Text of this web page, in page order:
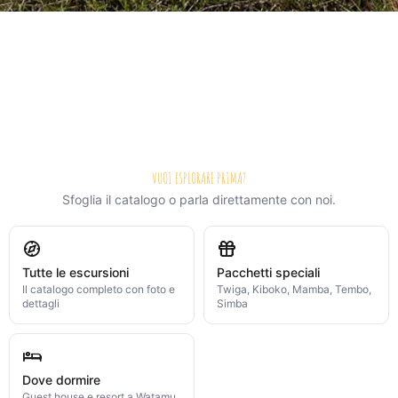
VUOI ESPLORARE PRIMA?
Sfoglia il catalogo o parla direttamente con noi.
Tutte le escursioni
Il catalogo completo con foto e
dettagli
Pacchetti speciali
Twiga, Kiboko, Mamba, Tembo,
Simba
Dove dormire